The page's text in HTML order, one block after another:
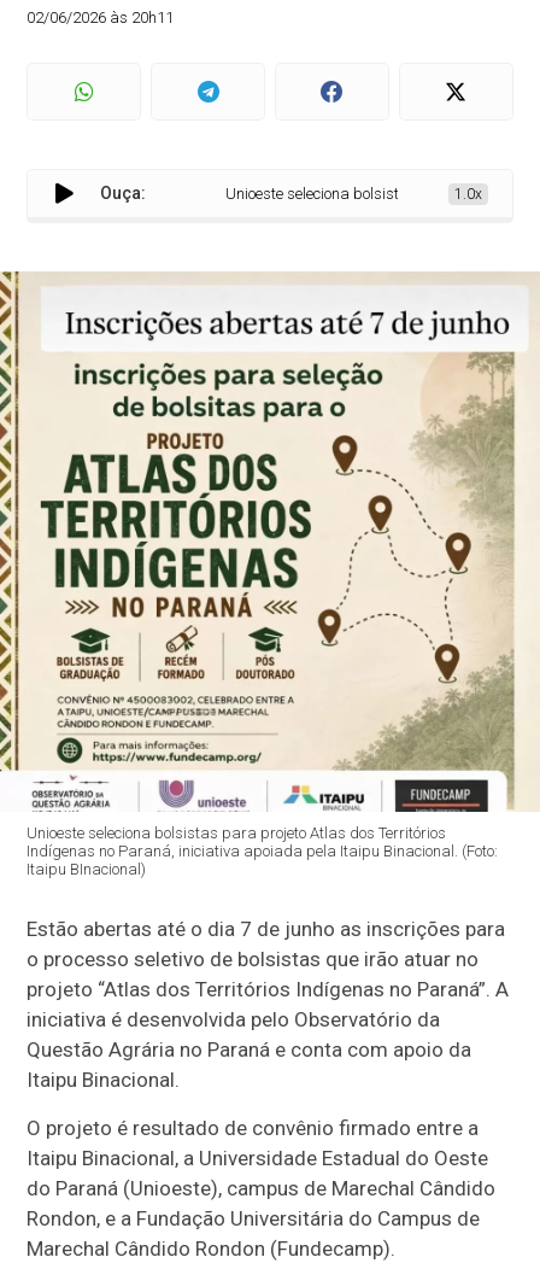
02/06/2026 às 20h11
Ouça: Unioeste seleciona bolsistas para projeto sobre
1.0x
Unioeste seleciona bolsistas para projeto Atlas dos Territórios
Indígenas no Paraná, iniciativa apoiada pela Itaipu Binacional. (Foto:
Itaipu BInacional)
Estão abertas até o dia 7 de junho as inscrições para
o processo seletivo de bolsistas que irão atuar no
projeto “Atlas dos Territórios Indígenas no Paraná”. A
iniciativa é desenvolvida pelo Observatório da
Questão Agrária no Paraná e conta com apoio da
Itaipu Binacional.
O projeto é resultado de convênio firmado entre a
Itaipu Binacional, a Universidade Estadual do Oeste
do Paraná (Unioeste), campus de Marechal Cândido
Rondon, e a Fundação Universitária do Campus de
Marechal Cândido Rondon (Fundecamp).